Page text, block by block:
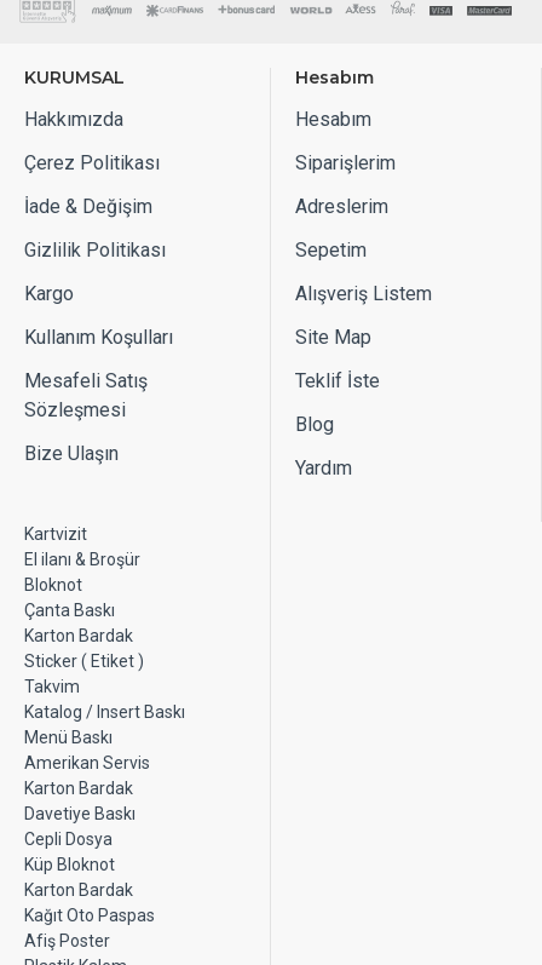
KURUMSAL
Hakkımızda
Çerez Politikası
İade & Değişim
Gizlilik Politikası
Kargo
Kullanım Koşulları
Mesafeli Satış
Sözleşmesi
Bize Ulaşın
Hesabım
Hesabım
Siparişlerim
Adreslerim
Sepetim
Alışveriş Listem
Site Map
Teklif İste
Blog
Yardım
Kartvizit
El ilanı & Broşür
Bloknot
Çanta Baskı
Karton Bardak
Sticker ( Etiket )
Takvim
Katalog / Insert Baskı
Menü Baskı
Amerikan Servis
Karton Bardak
Davetiye Baskı
Cepli Dosya
Küp Bloknot
Karton Bardak
Kağıt Oto Paspas
Afiş Poster